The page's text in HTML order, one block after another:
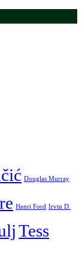
Douglas Murray
Henri Ford Irvin D.
Tess